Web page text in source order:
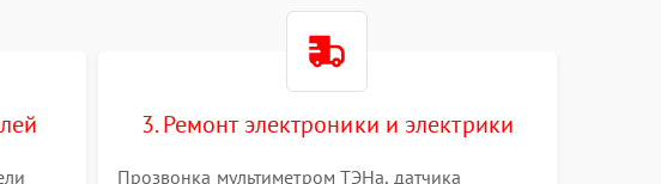
3. Ремонт электроники и электрики
Прозвонка мультиметром ТЭНа, датчика